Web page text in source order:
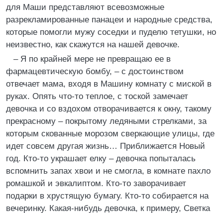
для Маши представляют всевозможные
разрекламированные панацеи и народные средства,
которые помогли мужу соседки и пуделю тетушки, но
неизвестно, как скажутся на нашей девочке.
– Я по крайней мере не превращаю ее в
фармацевтическую бомбу, – с достоинством
отвечает мама, входя в Машину комнату с миской в
руках. Опять что-то теплое, с тоской замечает
девочка и со вздохом отворачивается к окну, такому
прекрасному – покрытому ледяными стрелками, за
которым скованные морозом сверкающие улицы, где
идет совсем другая жизнь… Приближается Новый
год. Кто-то украшает елку – девочка попыталась
вспомнить запах хвои и не смогла, в комнате пахло
ромашкой и эвкалиптом. Кто-то заворачивает
подарки в хрустящую бумагу. Кто-то собирается на
вечеринку. Какая-нибудь девочка, к примеру, Светка